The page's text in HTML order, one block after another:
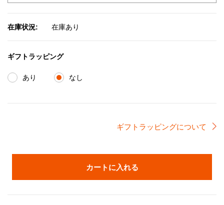
在庫状況: 在庫あり
ギフトラッピング
あり なし
ギフトラッピングについて
カートに入れる